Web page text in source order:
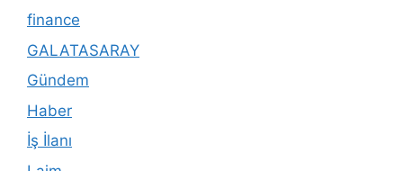
finance
GALATASARAY
Gündem
Haber
İş İlanı